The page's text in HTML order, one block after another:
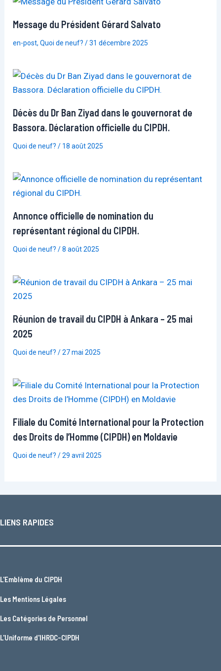
Message du Président Gérard Salvato
en-post,Quoi de neuf? /31 décembre 2025
Décès du Dr Ban Ziyad dans le gouvernorat de
Bassora. Déclaration officielle du CIPDH.
Quoi de neuf? / 18 août 2025
Annonce officielle de nomination du
représentant régional du CIPDH.
Quoi de neuf? /8 août 2025
Réunion de travail du CIPDH à Ankara – 25 mai
2025
Quoi de neuf? /27 mai 2025
Filiale du Comité International pour la Protection
des Droits de l’Homme (CIPDH) en Moldavie
Quoi de neuf? /29 avril 2025
LIENS RAPIDES
L'Emblème du CIPDH
Les Mentions Légales
Les Catégories de Personnel
L'Uniforme d'IHRDC-CIPDH